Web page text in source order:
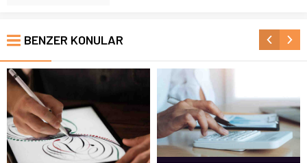
BENZER KONULAR